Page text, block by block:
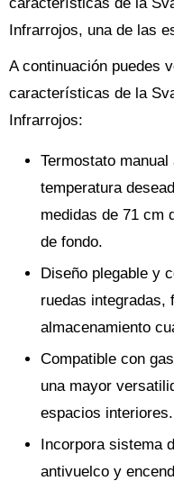
Infrarrojos, una de las
A continuación puedes
características de la
Infrarrojos:
Termostato
temperatura
medidas de 71 cm
de fondo.
Diseño plegable y
ruedas integradas,
almacenamiento
Compatible con
una mayor
espacios interiores.
Incorpora sistema
antivuelco y